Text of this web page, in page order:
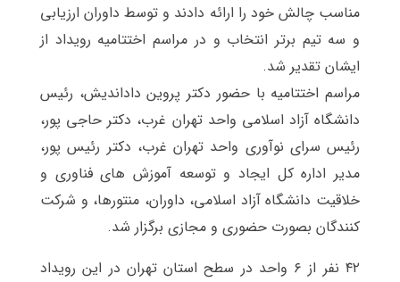
مناسب چالش خود را ارائه دادند و توسط داوران ارزیابی
و سه تیم برتر انتخاب و در مراسم اختتامیه رویداد از
ایشان تقدیر شد.
مراسم اختتامیه با حضور دکتر پروین داداندیش، رئیس
دانشگاه آزاد اسلامی واحد تهران غرب، دکتر حاجی پور،
رئیس سرای نوآوری واحد تهران غرب، دکتر رئیس پور،
مدیر اداره کل ایجاد و توسعه آموزش های فناوری و
خلاقیت دانشگاه آزاد اسلامی، داوران، منتورها، و شرکت
کنندگان بصورت حضوری و مجازی برگزار شد.
۴۲ نفر از ۶ واحد در سطح استان تهران در این رویداد